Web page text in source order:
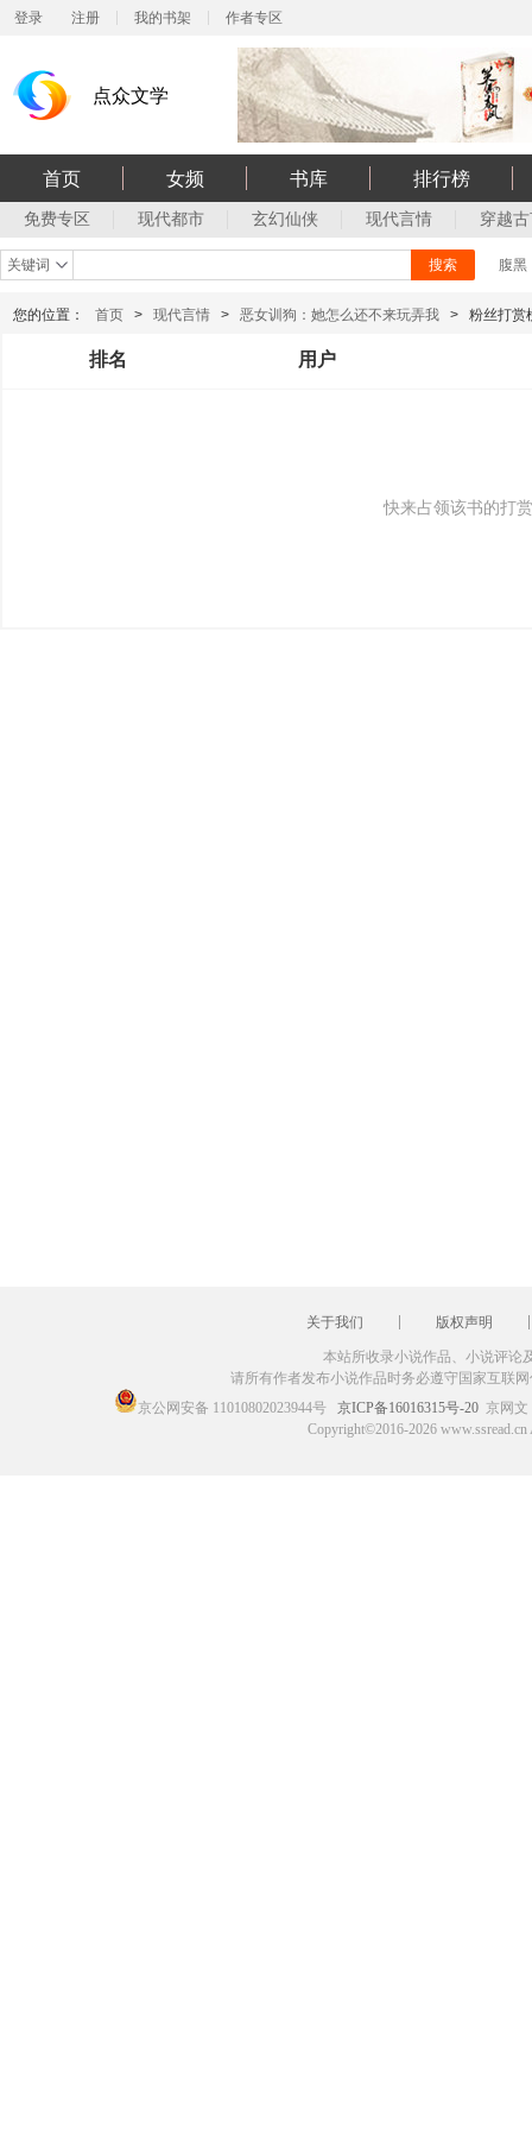
登录 注册 我的书架 作者专区
点众文学
首页 女频 书库 排行榜
免费专区 现代都市 玄幻仙侠 现代言情 穿越
关键词 搜索 腹黑
您的位置： 首页 > 现代言情 > 恶女训狗：她怎么还不来玩弄我 > 粉丝打赏
排名 用户
快来占领该书的打
关于我们 版权声明
本站所收录小说作品、小说评论
请所有作者发布小说作品时务必遵守国家互联
京公网安备 11010802023944号
京ICP备16016315号-20 京网文
Copyright©2016-2026